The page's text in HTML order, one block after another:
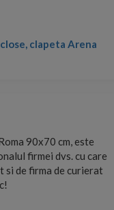
clapeta Arena
90x70 cm, este
firmei dvs. cu care
de firma de curierat